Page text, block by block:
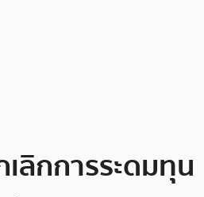
ลิกการระดมทุน